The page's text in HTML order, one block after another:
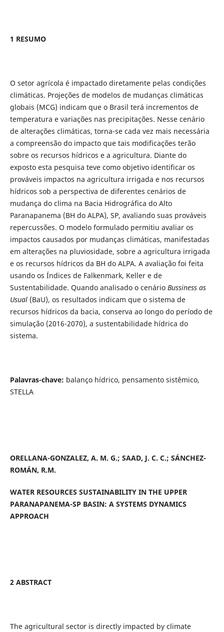
1 RESUMO
O setor agrícola é impactado diretamente pelas condições
climáticas. Projeções de modelos de mudanças climáticas
globais (MCG) indicam que o Brasil terá incrementos de
temperatura e variações nas precipitações. Nesse cenário
de alterações climáticas, torna-se cada vez mais necessária
a compreensão do impacto que tais modificações terão
sobre os recursos hídricos e a agricultura. Diante do
exposto esta pesquisa teve como objetivo identificar os
prováveis impactos na agricultura irrigada e nos recursos
hídricos sob a perspectiva de diferentes cenários de
mudança do clima na Bacia Hidrográfica do Alto
Paranapanema (BH do ALPA), SP, avaliando suas prováveis
repercussões. O modelo formulado permitiu avaliar os
impactos causados por mudanças climáticas, manifestadas
em alterações na pluviosidade, sobre a agricultura irrigada
e os recursos hídricos da BH do ALPA. A avaliação foi feita
usando os Índices de Falkenmark, Keller e de
Sustentabilidade. Quando analisado o cenário Bussiness as
Usual (BaU), os resultados indicam que o sistema de
recursos hídricos da bacia, conserva ao longo do período de
simulação (2016-2070), a sustentabilidade hídrica do
sistema.
Palavras-chave: balanço hídrico, pensamento sistêmico,
STELLA
ORELLANA-GONZALEZ, A. M. G.; SAAD, J. C. C.; SÁNCHEZ-
ROMÁN, R.M.
WATER RESOURCES SUSTAINABILITY IN THE UPPER
PARANAPANEMA-SP BASIN: A SYSTEMS DYNAMICS
APPROACH
2 ABSTRACT
The agricultural sector is directly impacted by climate